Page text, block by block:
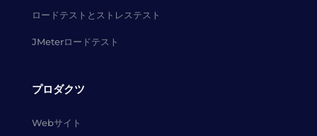
ロードテストとストレステスト
JMeterロードテスト
プロダクツ
Webサイト